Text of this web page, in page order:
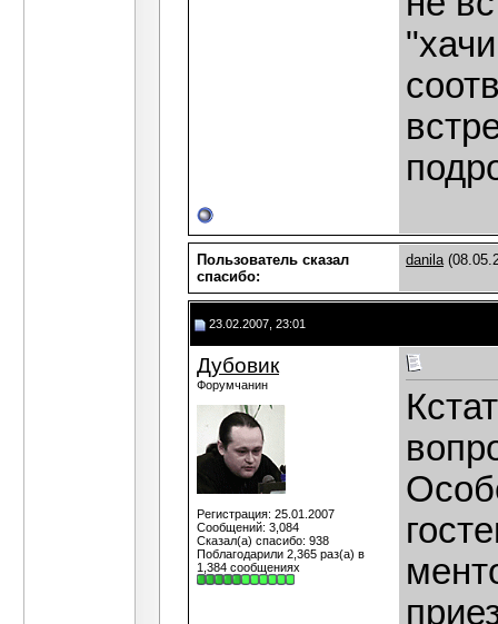
Пользователь сказал
cпасибо:
danila
23.02.2007, 23:01
Дубовик
Форумчанин
Регистрация: 25.01.2007
Сообщений: 3,084
Сказал(а) спасибо: 938
Поблагодарили 2,365 раз(а) в
1,384 сообщениях